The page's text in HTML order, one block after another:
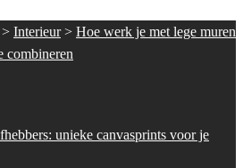
> Interieur> Hoe werk je met lege muren
combineren
unieke canvasprints voor je